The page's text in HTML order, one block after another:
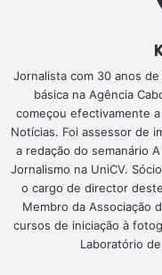
Jornalista com 30 anos
básica na Agência
começou efectivamente
Notícias. Foi assessor de
a redação do semanário
Jornalismo na UniCV.
o cargo de director
Membro da Associação
cursos de iniciação à
Laboratório